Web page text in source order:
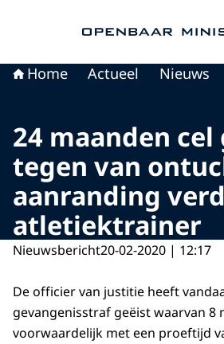
Home Actueel Nieuws
24 maanden cel
tegen van
aanranding
atletiektrainer
Nieuwsbericht20-02-2020 | 12:17
De officier van justitie heeft
gevangenisstraf geëist waarvan 8
voorwaardelijk met een proeftijd